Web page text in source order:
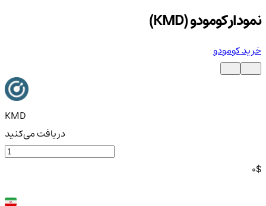
نمودار کومودو (KMD)
خرید کومودو
KMD
دریافت می‌کنید
0$